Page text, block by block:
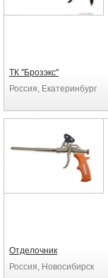
ТК "Брозэкс"
Россия, Екатеринбург
Отделочник
Россия, Новосибирск